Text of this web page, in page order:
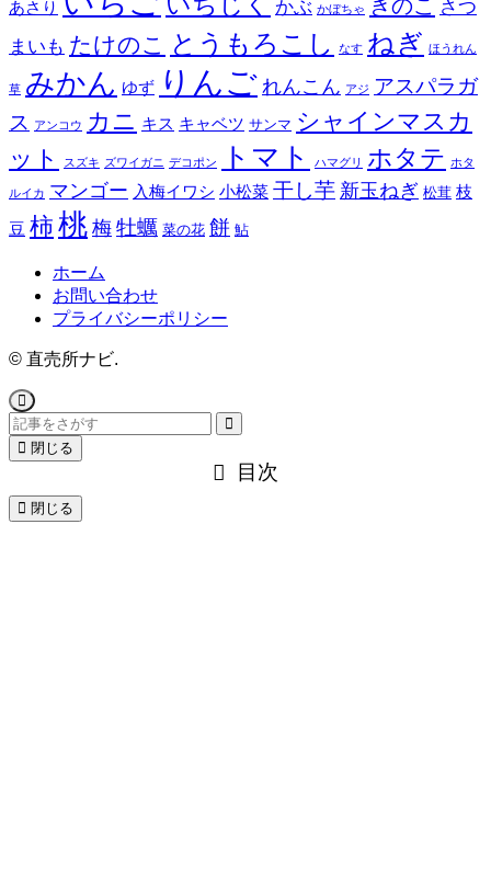
あさり かぶ かぼちゃ きのこ さつ
まいも たけのこ とうもろこし なす ねぎ ほうれん
草 みかん ゆず りんご れんこん アジ アスパラガ
ス アンコウ カニ キス キャベツ サンマ シャインマスカ
ット
スズキ ズワイガニ デコポン トマト ハマグリ ホタテ ホタ
ルイカ マンゴー 入梅イワシ 小松菜 干し芋 新玉ねぎ 松茸 枝
豆 柿 桃 梅 牡蠣 菜の花 餅 鮎
ホーム
お問い合わせ
プライバシーポリシー
© 直売所ナビ.
閉じる
目次
閉じる